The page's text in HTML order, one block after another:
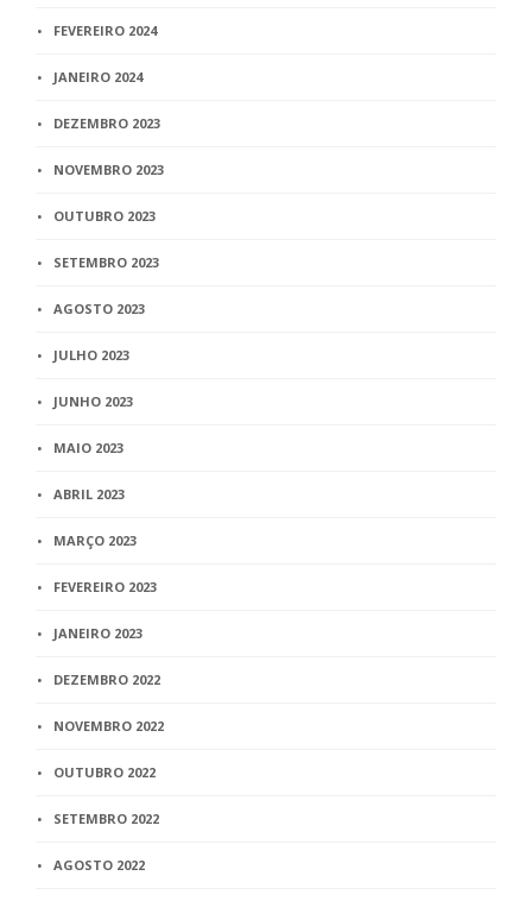
FEVEREIRO 2024
JANEIRO 2024
DEZEMBRO 2023
NOVEMBRO 2023
OUTUBRO 2023
SETEMBRO 2023
AGOSTO 2023
JULHO 2023
JUNHO 2023
MAIO 2023
ABRIL 2023
MARÇO 2023
FEVEREIRO 2023
JANEIRO 2023
DEZEMBRO 2022
NOVEMBRO 2022
OUTUBRO 2022
SETEMBRO 2022
AGOSTO 2022